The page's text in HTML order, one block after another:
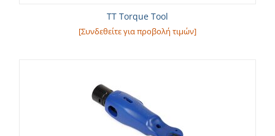
TT Torque Tool
[Συνδεθείτε για προβολή τιμών]